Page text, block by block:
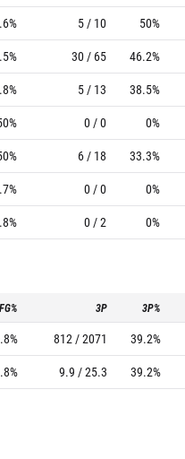
5 / 10 50%
30 / 65 46.2%
5 / 13 38.5%
0 / 0 0%
6 / 18 33.3%
0 / 0 0%
0 / 2 0%
FG% 3P 3P%
812 / 2071 39.2%
9.9 / 25.3 39.2%